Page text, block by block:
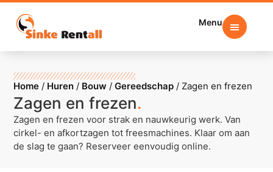
Menu
Home / Huren / Bouw /Gereedschap / Zagen en frezen
Zagen en frezen.
Zagen en frezen voor strak en nauwkeurig werk. Van
cirkel- en afkortzagen tot freesmachines. Klaar om aan
de slag te gaan? Reserveer eenvoudig online.